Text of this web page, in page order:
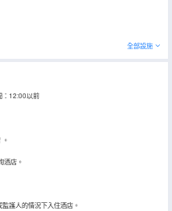
全部設施
12:00以前
。
酒店。
護人的情況下入住酒店。